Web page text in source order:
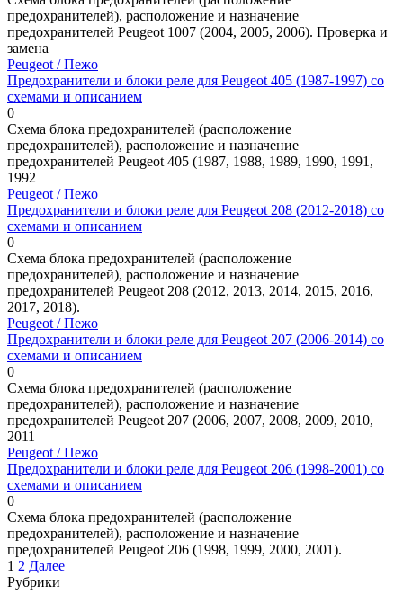
предохранителей), расположение и назначение
предохранителей Peugeot 1007 (2004, 2005, 2006). Проверка и
замена
Peugeot / Пежо
Предохранители и блоки реле для Peugeot 405 (1987-1997) со
схемами и описанием
0
Схема блока предохранителей (расположение
предохранителей), расположение и назначение
предохранителей Peugeot 405 (1987, 1988, 1989, 1990, 1991,
1992
Peugeot / Пежо
Предохранители и блоки реле для Peugeot 208 (2012-2018) со
схемами и описанием
0
Схема блока предохранителей (расположение
предохранителей), расположение и назначение
предохранителей Peugeot 208 (2012, 2013, 2014, 2015, 2016,
2017, 2018).
Peugeot / Пежо
Предохранители и блоки реле для Peugeot 207 (2006-2014) со
схемами и описанием
0
Схема блока предохранителей (расположение
предохранителей), расположение и назначение
предохранителей Peugeot 207 (2006, 2007, 2008, 2009, 2010,
2011
Peugeot / Пежо
Предохранители и блоки реле для Peugeot 206 (1998-2001) со
схемами и описанием
0
Схема блока предохранителей (расположение
предохранителей), расположение и назначение
предохранителей Peugeot 206 (1998, 1999, 2000, 2001).
Пагинация
записей
1 2 Далее
Рубрики